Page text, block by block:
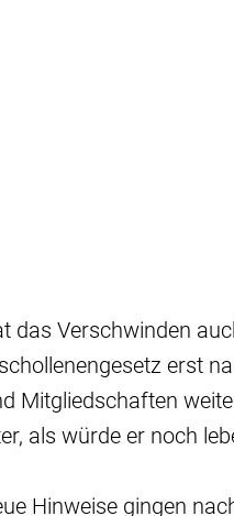
das Verschwinden
erst
Mitgliedschaften
als würde er noch
Hinweise gingen